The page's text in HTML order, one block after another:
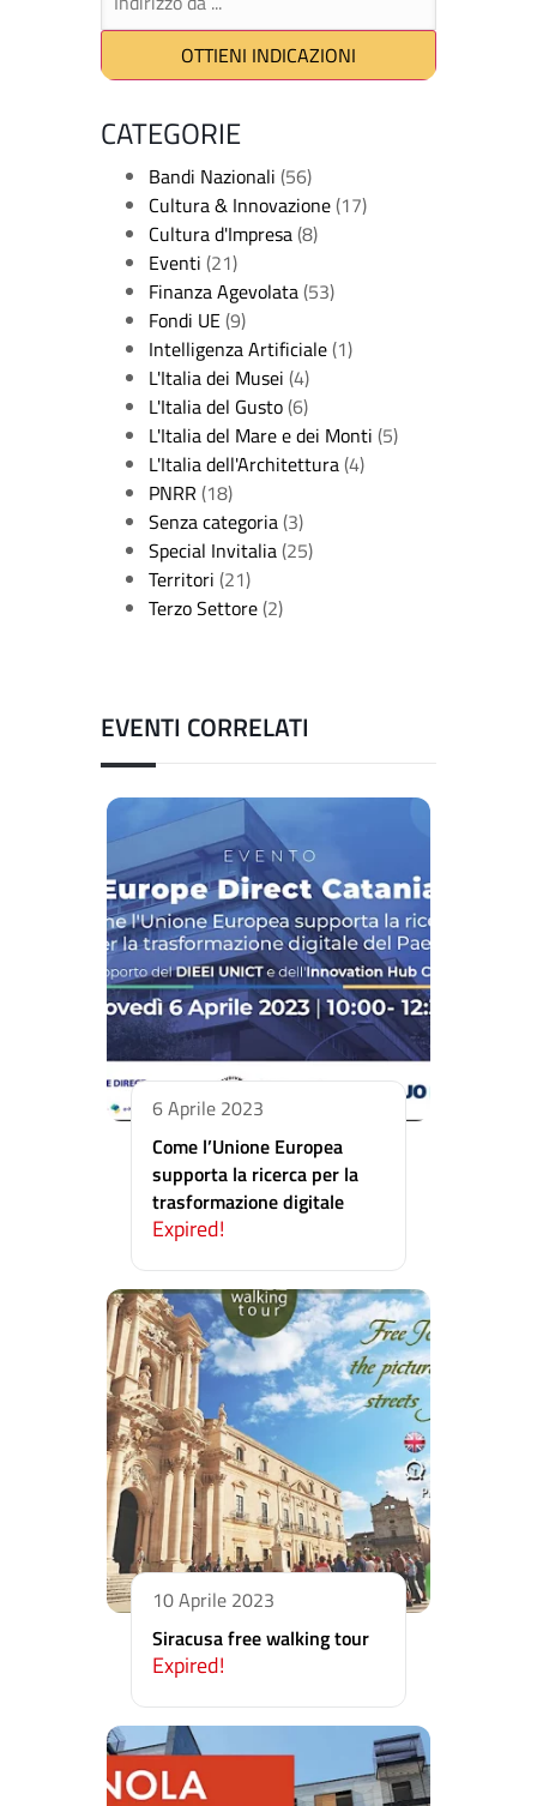
CATEGORIE
Bandi Nazionali (56)
Cultura & Innovazione(17)
Cultura d'Impresa(8)
Eventi (21)
Finanza Agevolata(53)
Fondi UE(9)
Intelligenza Artificiale(1)
L'Italia dei Musei (4)
L'Italia del Gusto(6)
L'Italia del Mare e dei Monti (5)
L'Italia dell'Architettura(4)
PNRR (18)
Senza categoria(3)
Special Invitalia(25)
Territori (21)
Terzo Settore(2)
EVENTI CORRELATI
6 Aprile 2023
Come l’Unione Europea
supporta la ricerca per la
trasformazione digitale
Expired!
10 Aprile 2023
Siracusa free walking tour
Expired!